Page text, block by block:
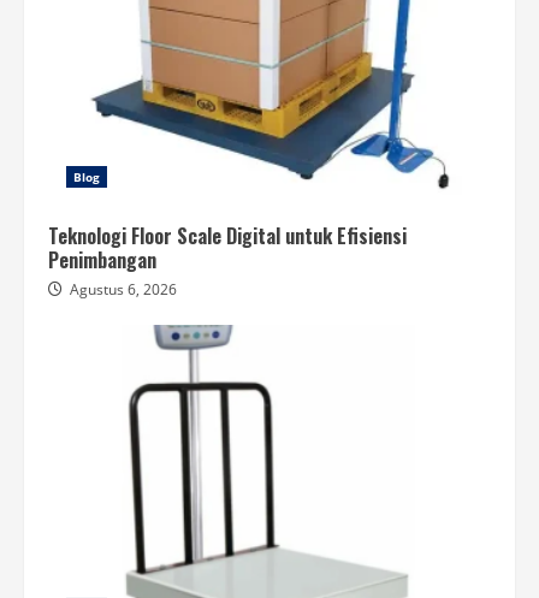
Blog
Teknologi Floor Scale Digital untuk Efisiensi
Penimbangan
Agustus 6, 2026